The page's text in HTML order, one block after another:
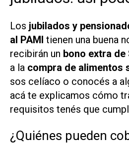
Los jubilados y
al PAMI tienen una buena
recibirán un bono extra de
a la compra de alimentos
sos celíaco o conocés a
acá te explicamos cómo
requisitos tenés que
¿Quiénes pueden